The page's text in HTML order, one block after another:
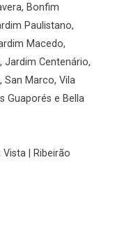
Bonfim
Paulistano,
Macedo,
Jardim Centenário,
San Marco, Vila
Guaporés e Bella
| Ribeirão